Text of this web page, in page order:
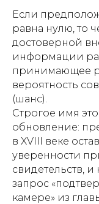
Если
равна нулю, то
достоверной
информации
принимающее
вероятность
(шанс).
Строгое имя
обновление:
в XVIII веке
уверенности
свидетельств,
запрос
камере» из